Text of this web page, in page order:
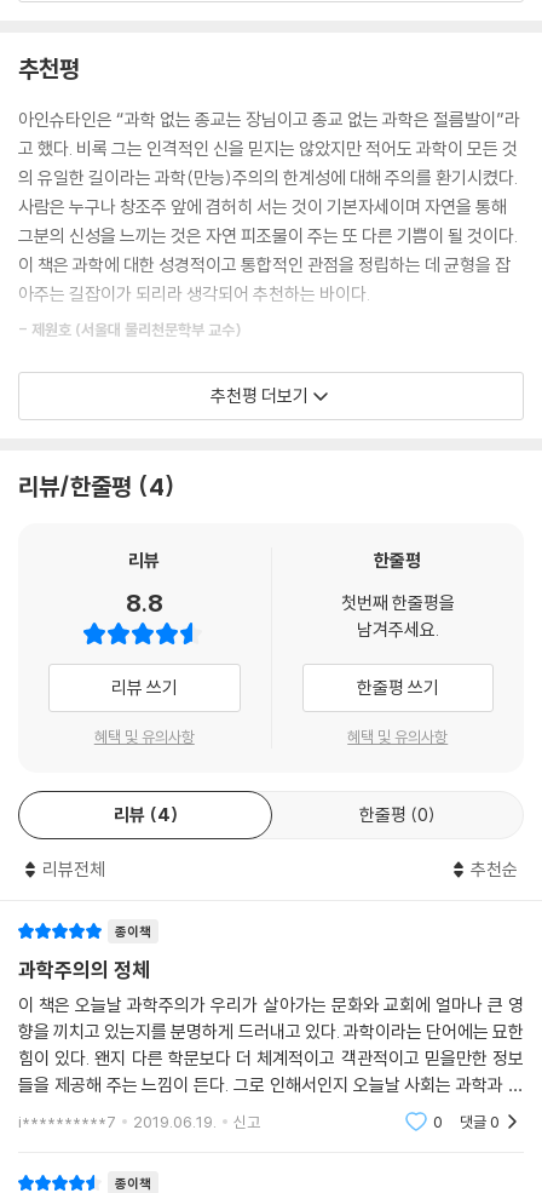
앙의 수준으로 세속화한 것은 대부분 복음주의자들이 이 문제를 알지 못했
기 때문이다.
과학주의는 조용하지만 치명적인 기독교 파괴자다. 그러나 이 책에 제시된
증거는 과학주의에 대한 좋은 예방 주사가 될 것이다. 목회자와 기독교 단
체 지도자 그리고 부모들이 고개를 돌려 과학주의를 무시함으로써 의도하
지는 않지만, 이 분야에 대한 기독교인의 무지를 조장한다면 얼마나 안타
까운 일인가? 청교도 사역자이자 저명한 저자 코튼 매더(Cotton Mathe
의에 대한 무지는 우리 시대 위기의 중요한 부분이다. 이를 알고 당당하게
맞서자.”
“그리스도인 화학자가 된다는 것은 놀라운 소명이다. 과학은 고상하고 중
기는커녕, 하나님께서 많은 그리스도인들을 과학 분야에 보내 주셔서 기독
하자면 악한 것과 끊임없이 부딪쳤다. 그것은 과학주의(scientism)라는
철학 개념으로, 대략적으로 말하자면, 오로지 자연 과학만이 실재에 대한
지식을 제공할 지적 권위가 있다는 견해다. 그 외의 모든 것, 특히 윤리학,
신학, 철학은 개인의 정서나 맹목적 신앙 또는 문화의 산물이다. 그 결과,
오랫동안 서구 세계에서 지식의 근원이요 지혜의 길로 여겨졌던 이 학문들
은 우리에게 실재에 대한 진리를 (증거와 논리로 입증되는 진리를) 전혀
제공하지 못한다는 평가를 받고 있다. 이는 과학주의에 의하면, 신학과 철
가장 큰 모순 중의 하나는 과학주의가 과학의 한 학설이 아니라는 사실이
다. 오히려 이것은 철학의 한 학설이다. 좀 더 구체적으로 말하자면, 과학주
연구하는 철학의 한 분야)의 한 학설이다. 또 다른 모순은 과학주의가 과학
장할 수 없다. 독자들이 이 책을 읽은 후에는, 과학주의가 전혀 과학이 아니
며 실제로는 과학이라는 놀라운 은사에 전혀 도움이 되지 않는다는 사실을
이해하고 다른 사람들에게 말해 줄 수 있게 되기를 바란다. 이 책에서, 나는
과학주의가 우리 자녀들을 해치고, 교회를 무너뜨리며, 복음을 공정하게
들을 수 있는 능력을 훼손시키는 이유들을 제시할 것이다.”
--- 본문 중에서
추천평
아인슈타인은 “과학 없는 종교는 장님이고 종교 없는 과학은 절름발이”라
고 했다. 비록 그는 인격적인 신을 믿지는 않았지만 적어도 과학이 모든 것
의 유일한 길이라는 과학(만능)주의의 한계성에 대해 주의를 환기시켰다.
사람은 누구나 창조주 앞에 겸허히 서는 것이 기본자세이며 자연을 통해
그분의 신성을 느끼는 것은 자연 피조물이 주는 또 다른 기쁨이 될 것이다.
이 책은 과학에 대한 성경적이고 통합적인 관점을 정립하는 데 균형을 잡
아주는 길잡이가 되리라 생각되어 추천하는 바이다.
- 제원호 (서울대 물리천문학부 교수)
무신론적 과학주의는 많은 지성인들 사이에 유행하는 세계관이자 철학이
다. 자연과학만이 유일하게 실재에 대한 진정한 지식을 제공한다는 과학주
을 거리낌 없게 만든다. 주류과학계는 진화론을 통해서 자연을 해석하고
은 원칙적으로 우주와 생명의 기원을 설명할 수 없다. 자연은 창조의 결과
만을 보여줄 뿐, 어떻게 존재하게 되었는지 그 기원에 대하여 결코 설명하
지 않기 때문이다. 저자는 오늘 날 유행하고 있는 과학주의의 문제점을 종
논리적이고 과학적임을 잘 변증하고 있다. 과학주의 때문에 성경에 기록된
창조주 하나님을 믿지 못하고 혼란스러워 하는 기독교인이라면 꼭 읽어야
할 책으로 추천한다.
과학은 놀랍도록 유용한 학문이지만, 근래에 이르러 과학주의는 모든 실재
영역에서 진리에 이르는 궁극적 길이라는 견해로 빗나가 버렸다. 과학에
를 부정하고, 또 성경에 나와 있는 하나님의 계시가 주장하는 바를 거부한
다. 저자는 저명한 기독교 사상가로 과학과 성경 모두를 깊이 탐구한 분으
인들이 과학주의에 맞서서 자신의 신앙을 증명하고 또 하나님이 주신 선물
로서 진정한 과학을 제시할 수 있게 해 준다.
- 존 프레임 (올랜도 리폼드 신학대학원 조직신학 및 철학 명예교수)
리이다. 그리하여 진리는 오직 사실 영역에서만 찾을 수 있다고 하면서, 도
추천평 더보기
리뷰/한줄평 4
리뷰
8.8
리뷰 쓰기
혜택 및 유의사항
한줄평
첫번째 한줄평을
남겨주세요.
한줄평 쓰기
혜택 및 유의사항
리뷰 4 한줄평 0
리뷰전체 추천순
종이책
과학주의의 정체
이 책은 오늘날 과학주의가 우리가 살아가는 문화와 교회에 얼마나 큰 영
향을 끼치고 있는지를 분명하게 드러내고 있다. 과학이라는 단어에는 묘한
힘이 있다. 왠지 다른 학문보다 더 체계적이고 객관적이고 믿을만한 정보
들을 제공해 주는 느낌이 든다. 그로 인해서인지 오늘날 사회는 과학과 과
학주의를 구분하지 못하게 되고 과학주의가 주는 큰 위협을 무의식적으로
i**********7 2019.06.19. 신고 0 댓글0
종이책